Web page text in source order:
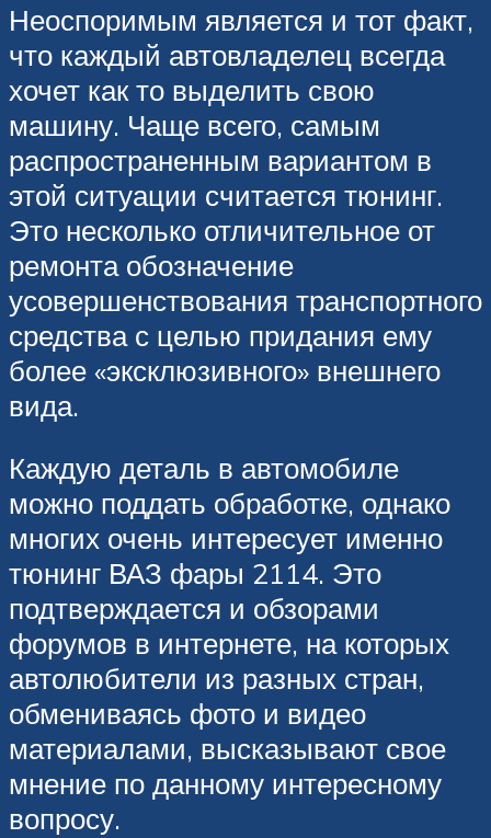
Неоспоримым является и тот факт,
что каждый автовладелец всегда
хочет как то выделить свою
машину. Чаще всего, самым
распространенным вариантом в
этой ситуации считается тюнинг.
Это несколько отличительное от
ремонта обозначение
усовершенствования транспортного
средства с целью придания ему
более «эксклюзивного» внешнего
вида.
Каждую деталь в автомобиле
можно поддать обработке, однако
многих очень интересует именно
тюнинг ВАЗ фары 2114. Это
подтверждается и обзорами
форумов в интернете, на которых
автолюбители из разных стран,
обмениваясь фото и видео
материалами, высказывают свое
мнение по данному интересному
вопросу.